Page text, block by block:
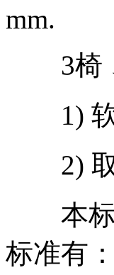
mm.
3椅
1) 软
2) 取
本标
标准有：